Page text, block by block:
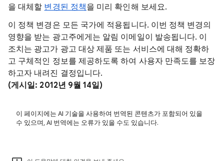
을 대체할 변경된 정책을 미리 확인해 보세요.
이 정책 변경은 모든 국가에 적용됩니다. 이번 정책 변경의
영향을 받는 광고주에게는 알림 이메일이 발송됩니다. 이
조치는 광고가 광고 대상 제품 또는 서비스에 대해 정확하
고 구체적인 정보를 제공하도록 하여 사용자 만족도를 보장
하고자 내려진 결정입니다.
(게시일: 2012년 9월 14일)
이 페이지에는 AI 기술을 사용하여 번역된 콘텐츠가 포함되어 있을
수 있으며, AI 번역에는 오류가 있을 수도 있습니다.